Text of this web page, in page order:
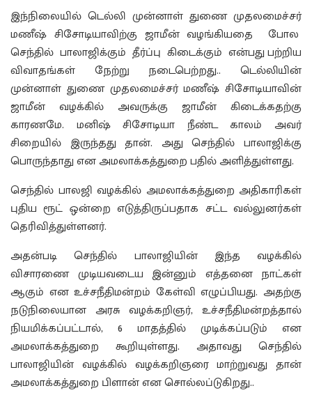
இந்நிலையில் டெல்லி முன்னாள் துணை முதலமைச்சர்
மணீஷ் சிசோடியாவிற்கு ஜாமீன் வழங்கியதை போல
செந்தில் பாலாஜிக்கும் தீர்ப்பு கிடைக்கும் என்பது பற்றிய
விவாதங்கள் நேற்று நடைபெற்றது.. டெல்லியின்
முன்னாள் துணை முதலமைச்சர் மணீஷ் சிசோடியாவின்
ஜாமீன் வழக்கில் அவருக்கு ஜாமீன் கிடைக்கதற்கு
காரணமே. மனிஷ் சிசோடியா நீண்ட காலம் அவர்
சிறையில் இருந்தது தான். அது செந்தில் பாலாஜிக்கு
பொருந்தாது என அமலாக்கத்துறை பதில் அளித்துள்ளது.
செந்தில் பாலஜி வழக்கில் அமலாக்கத்துறை அதிகாரிகள்
புதிய ரூட் ஒன்றை எடுத்திருப்பதாக சட்ட வல்லுனர்கள்
தெரிவித்துள்ளனர்.
அதன்படி செந்தில் பாலாஜியின் இந்த வழக்கில்
விசாரணை முடியவடைய இன்னும் எத்தனை நாட்கள்
ஆகும் என உச்சநீதிமன்றம் கேள்வி எழுப்பியது. அதற்கு
நடுநிலையான அரசு வழக்கறிஞர், உச்சநீதிமன்றத்தால்
நியமிக்கப்பட்டால், 6 மாதத்தில் முடிக்கப்படும் என
அமலாக்கத்துறை கூறியுள்ளது. அதாவது செந்தில்
பாலாஜியின் வழக்கில் வழக்கறிஞரை மாற்றுவது தான்
அமலாக்கத்துறை பிளான் என சொல்லப்டுகிறது..